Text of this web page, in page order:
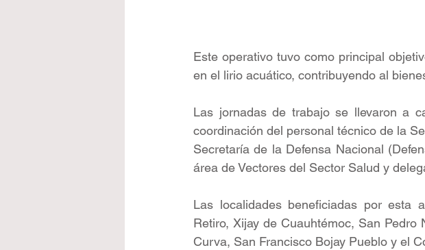
Este operativo tuvo como principal
en el lirio acuático, contribuyendo al
Las jornadas de trabajo se llevaron a
coordinación del personal técnico de la
Secretaría de la Defensa Nacional
área de Vectores del Sector Salud y
Las localidades beneficiadas por esta
Retiro, Xijay de Cuauhtémoc, San
Curva, San Francisco Bojay Pueblo y el